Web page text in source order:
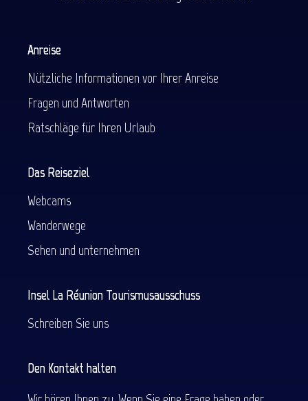
Anreise
Nützliche Informationen vor Ihrer Anreise
Fragen und Antworten
Ratschläge für Ihren Urlaub
Das Reiseziel
Webcams
Wanderwege
Sehen und unternehmen
Insel La Réunion Tourismusausschuss
Schreiben Sie uns
Den Kontakt halten